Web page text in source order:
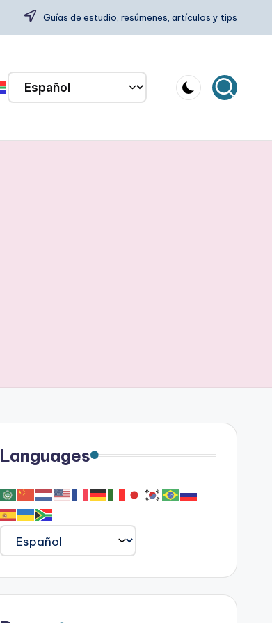
Guías de estudio, resúmenes, artículos y tips
Languages